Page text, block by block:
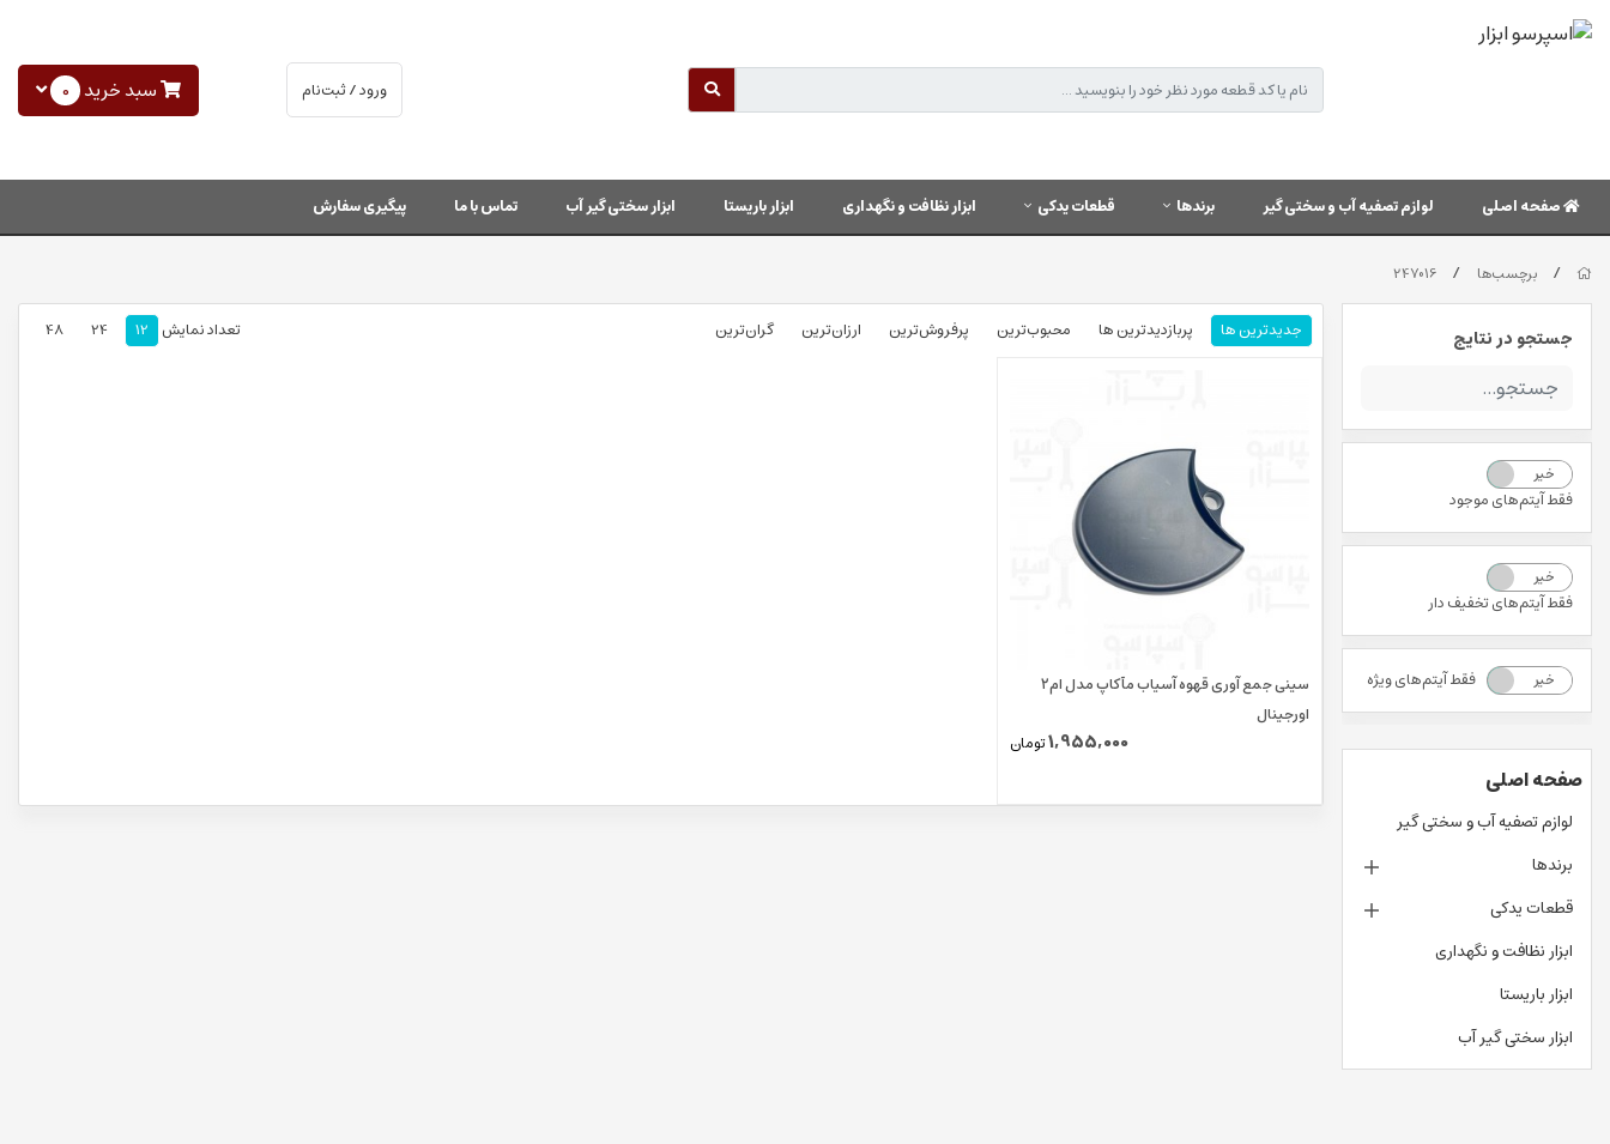
ورود / ثبت‌نام سبد خرید 0
صفحه اصلی لوازم تصفیه آب و سختی گیر برندها قطعات یدکی ابزار نظافت و نگهداری ابزار باریستا ابزار سختی گیر آب تماس با ما پیگیری سفارش
/ برچسب‌ها /
247016
جستجو در نتایج
خیر
فقط آیتم‌های موجود
خیر
فقط آیتم‌های تخفیف دار
بله خیر فقط آیتم‌های ویژه
صفحه اصلی
لوازم تصفیه آب و سختی گیر
برندها
قطعات یدکی
ابزار نظافت و نگهداری
ابزار باریستا
ابزار سختی گیر آب
جدیدترین ها پربازدیدترین ها محبوب‌‌ترین پرفروش‌ترین ارزان‌ترین گران‌ترین تعداد نمایش 12
24
48
سینی جمع آوری قهوه آسیاب مآکاپ مدل ام۲
اورجینال
1,955,000تومان